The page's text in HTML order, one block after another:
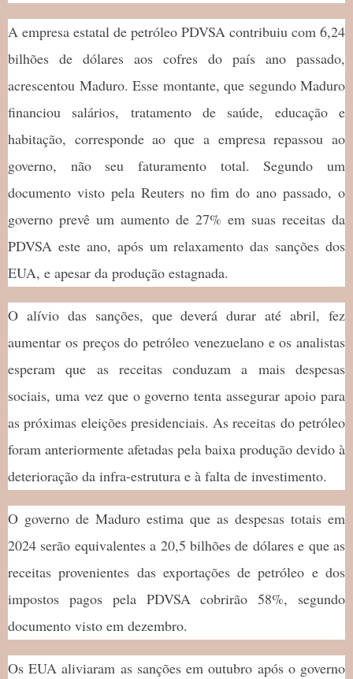
A empresa estatal de petróleo PDVSA contribuiu com 6,24
bilhões de dólares aos cofres do país ano passado,
acrescentou Maduro. Esse montante, que segundo Maduro
financiou salários, tratamento de saúde, educação e
habitação, corresponde ao que a empresa repassou ao
governo, não seu faturamento total. Segundo um
documento visto pela Reuters no fim do ano passado, o
governo prevê um aumento de 27% em suas receitas da
PDVSA este ano, após um relaxamento das sanções dos
EUA, e apesar da produção estagnada.
O alívio das sanções, que deverá durar até abril, fez
aumentar os preços do petróleo venezuelano e os analistas
esperam que as receitas conduzam a mais despesas
sociais, uma vez que o governo tenta assegurar apoio para
as próximas eleições presidenciais. As receitas do petróleo
foram anteriormente afetadas pela baixa produção devido à
deterioração da infra-estrutura e à falta de investimento.
O governo de Maduro estima que as despesas totais em
2024 serão equivalentes a 20,5 bilhões de dólares e que as
receitas provenientes das exportações de petróleo e dos
impostos pagos pela PDVSA cobrirão 58%, segundo
documento visto em dezembro.
Os EUA aliviaram as sanções em outubro após o governo